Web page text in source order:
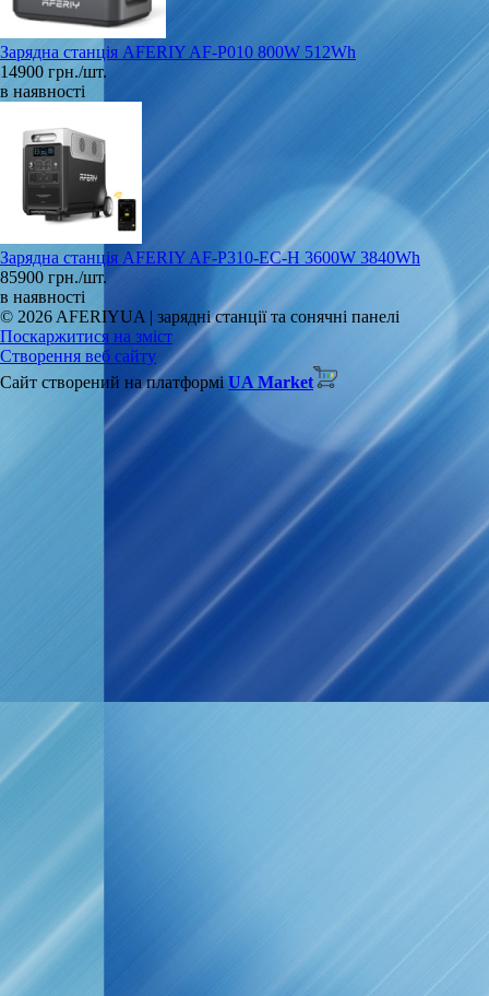
Зарядна станція AFERIY AF-P010 800W 512Wh
14900 грн./шт.
в наявності
Зарядна станція AFERIY AF-P310-EC-H 3600W 3840Wh
85900 грн./шт.
в наявності
© 2026 AFERIYUA | зарядні станції та сонячні панелі
Поскаржитися на зміст
Створення веб сайту
Сайт створений на платформі UA Market